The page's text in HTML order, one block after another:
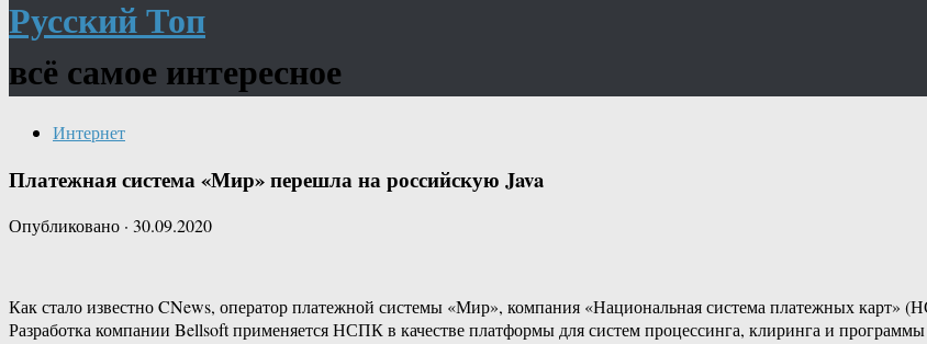
Русский Топ
всё самое интересное
Интернет
Платежная система «Мир» перешла на российскую Java
Опубликовано · 30.09.2020
Как стало известно CNews, оператор платежной системы «Мир», компания «Национальная система платежных карт»
Разработка компании Bellsoft применяется НСПК в качестве платформы для систем процессинга, клиринга и